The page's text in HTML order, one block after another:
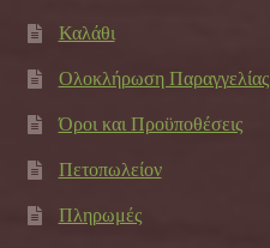
Καλάθι
Ολοκλήρωση Παραγγελίας
Όροι και Προϋποθέσεις
Πετοπωλείον
Πληρωμές